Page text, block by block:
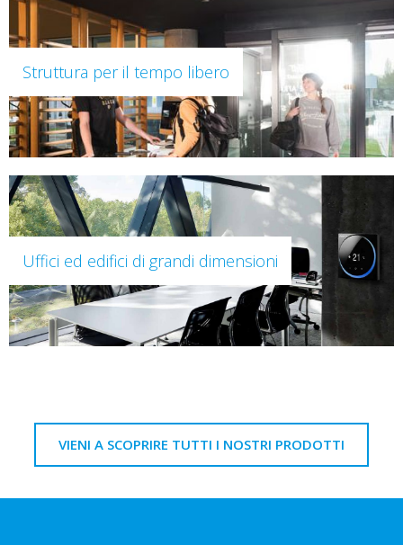
Struttura per il tempo libero
Uffici ed edifici di grandi dimensioni
VIENI A SCOPRIRE TUTTI I NOSTRI PRODOTTI